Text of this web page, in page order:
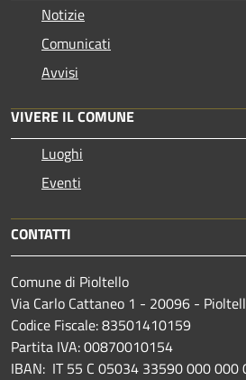
Notizie
Comunicati
Avvisi
VIVERE IL COMUNE
Luoghi
Eventi
CONTATTI
Comune di Pioltello
Via Carlo Cattaneo 1 - 20096 -
Codice Fiscale: 83501410159
Partita IVA: 00870010154
IBAN: IT 55 C 05034 33590 000 000